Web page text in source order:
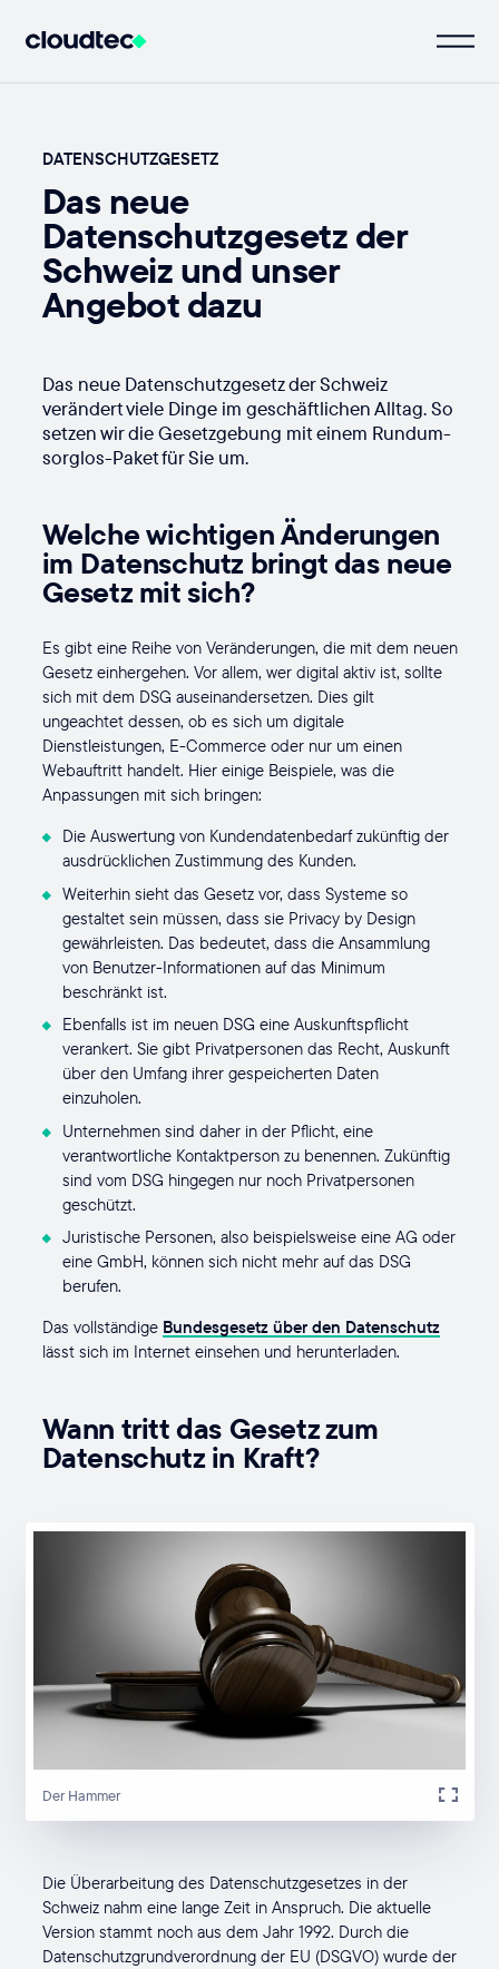
DATENSCHUTZGESETZ
Das neue
Datenschutzgesetz der
Schweiz und unser
Angebot dazu
Das neue Datenschutzgesetz der Schweiz
verändert viele Dinge im geschäftlichen Alltag. So
setzen wir die Gesetzgebung mit einem Rundum-
sorglos-Paket für Sie um.
Welche wichtigen Änderungen
im Datenschutz bringt das neue
Gesetz mit sich?
Es gibt eine Reihe von Veränderungen, die mit dem neuen
Gesetz einhergehen. Vor allem, wer digital aktiv ist, sollte
sich mit dem DSG auseinandersetzen. Dies gilt
ungeachtet dessen, ob es sich um digitale
Dienstleistungen, E-Commerce oder nur um einen
Webauftritt handelt. Hier einige Beispiele, was die
Anpassungen mit sich bringen:
Die Auswertung von Kundendatenbedarf zukünftig der
ausdrücklichen Zustimmung des Kunden.
Weiterhin sieht das Gesetz vor, dass Systeme so
gestaltet sein müssen, dass sie Privacy by Design
gewährleisten. Das bedeutet, dass die Ansammlung
von Benutzer-Informationen auf das Minimum
beschränkt ist.
Ebenfalls ist im neuen DSG eine Auskunftspflicht
verankert. Sie gibt Privatpersonen das Recht, Auskunft
über den Umfang ihrer gespeicherten Daten
einzuholen.
Unternehmen sind daher in der Pflicht, eine
verantwortliche Kontaktperson zu benennen. Zukünftig
sind vom DSG hingegen nur noch Privatpersonen
geschützt.
Juristische Personen, also beispielsweise eine AG oder
eine GmbH, können sich nicht mehr auf das DSG
berufen.
Das vollständige Bundesgesetz über den Datenschutz
lässt sich im Internet einsehen und herunterladen.
Wann tritt das Gesetz zum
Datenschutz in Kraft?
Der Hammer
Die Überarbeitung des Datenschutzgesetzes in der
Schweiz nahm eine lange Zeit in Anspruch. Die aktuelle
Version stammt noch aus dem Jahr 1992. Durch die
Datenschutzgrundverordnung der EU (DSGVO) wurde der